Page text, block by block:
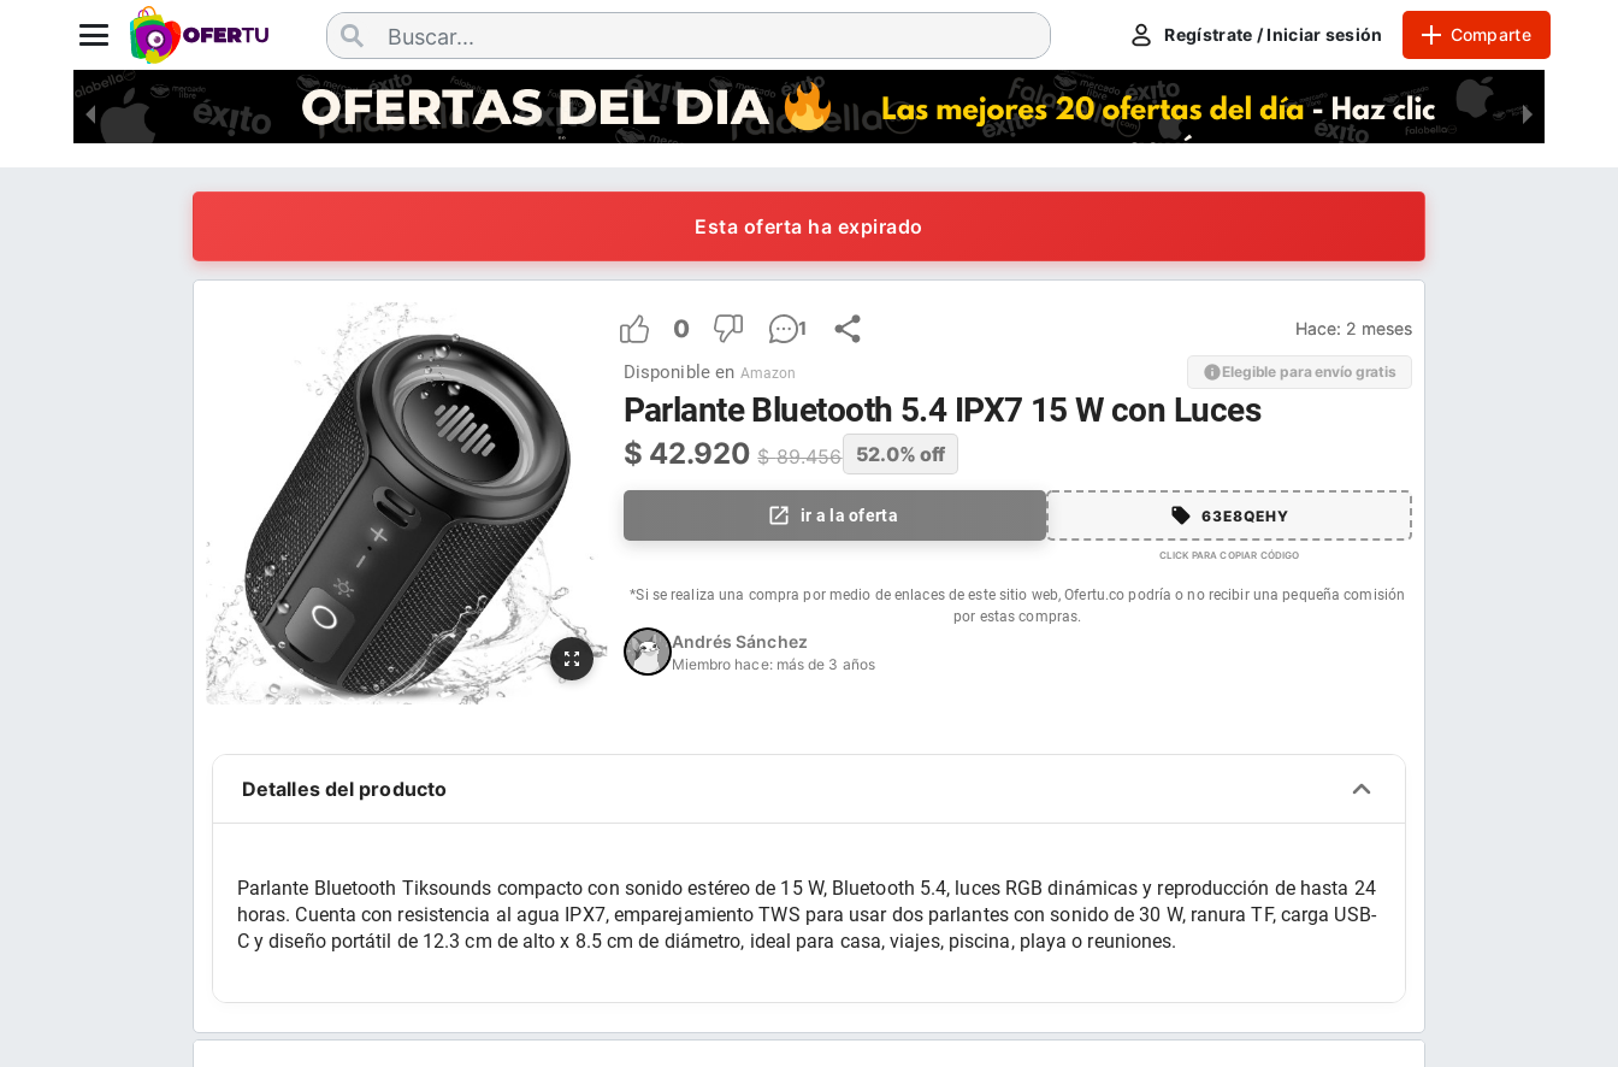
Regístrate / Iniciar sesión Comparte
Esta oferta ha expirado
0 1 Hace: 2 meses
Disponible en Amazon Elegible para envío gratis
Parlante Bluetooth 5.4 IPX7 15 W con Luces
$ 42.920 $89.456 52.0% off
ir a la oferta 63E8QEHY
CLICK PARA COPIAR CÓDIGO
*Si se realiza una compra por medio de enlaces de este sitio web, Ofertu.co podría o no recibir una pequeña comisión
por estas compras.
Andrés Sánchez
Miembro hace: más de 3 años
Detalles del producto
Parlante Bluetooth Tiksounds compacto con sonido estéreo de 15 W, Bluetooth 5.4, luces RGB dinámicas y reproducción de hasta 24
horas. Cuenta con resistencia al agua IPX7, emparejamiento TWS para usar dos parlantes con sonido de 30 W, ranura TF, carga USB-
C y diseño portátil de 12.3 cm de alto x 8.5 cm de diámetro, ideal para casa, viajes, piscina, playa o reuniones.